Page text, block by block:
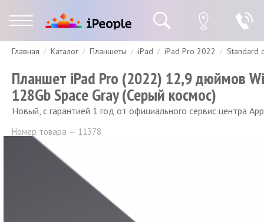
Гарантия Доставка и оплата Спецпредложения Скидки
Главная Каталог Планшеты iPad iPad Pro 2022 Standard
Планшет iPad Pro (2022) 12,9 дюймов
128Gb Space Gray (Серый космос)
Новый, с гарантией 1 год от официального сервис центра
Номер товара — 11378